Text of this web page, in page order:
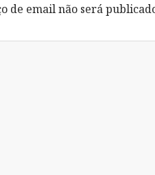
de email não será